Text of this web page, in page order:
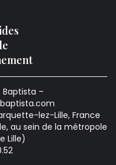
–
lez-Lille, France
au sein de la métropole
Lille)